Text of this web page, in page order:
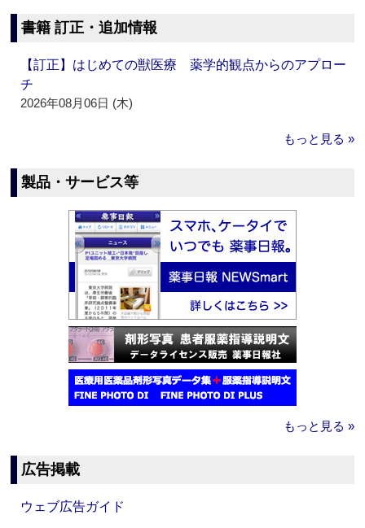
書籍 訂正・追加情報
【訂正】はじめての獣医療 薬学的観点からのアプロー
チ
2026年08月06日 (木)
もっと見る »
製品・サービス等
もっと見る »
広告掲載
ウェブ広告ガイド